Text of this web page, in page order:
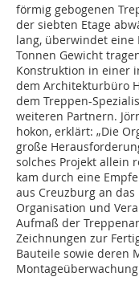
förmig gebogenen
der siebten Etage
lang, überwindet eine
Tonnen Gewicht
Konstruktion in einer
dem Architekturbüro
dem Treppen-
weiteren Partnern.
hokon, erklärt: „Die
große
solches Projekt allein
kam durch eine
aus Creuzburg an
Organisation und
Aufmaß der
Zeichnungen zur
Bauteile sowie deren